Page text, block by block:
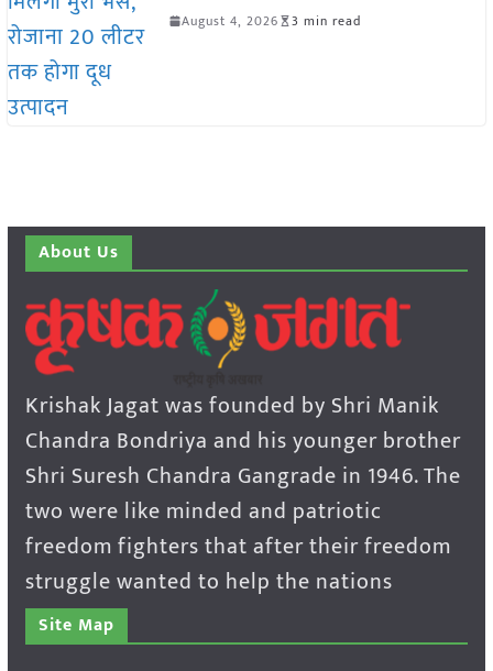
August 4, 2026 3 min read
About Us
Krishak Jagat was founded by Shri Manik
Chandra Bondriya and his younger brother
Shri Suresh Chandra Gangrade in 1946. The
two were like minded and patriotic
freedom fighters that after their freedom
struggle wanted to help the nations
Site Map